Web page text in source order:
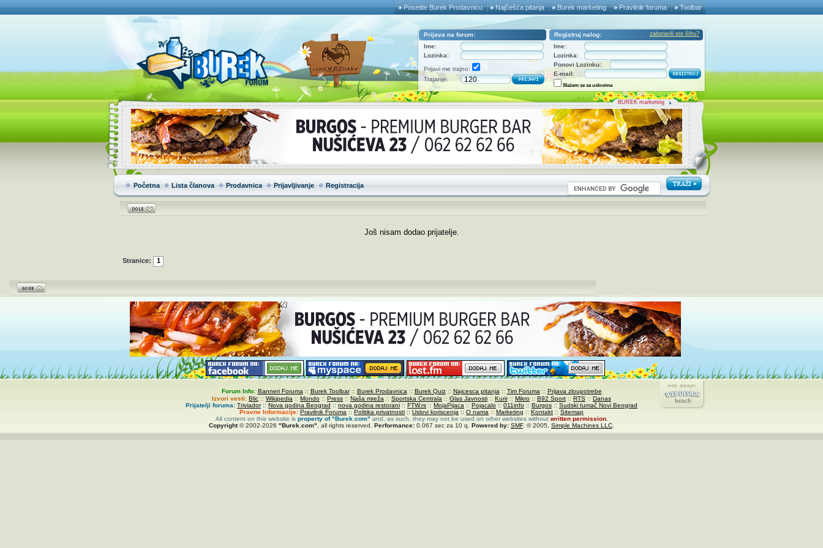
Toolbar
Pravilnik foruma
Burek marketing
Najčešća pitanja
Posetite Burek Prodavnicu
Prijava na forum:
Ime:
Lozinka:
Prijavi me trajno:
Trajanje:
Registruj nalog: zaboravili ste šifru?
Ime:
Lozinka:
Ponovi Lozinku:
E-mail:
Slažem se sa uslovima
BUREK marketing
Početna Lista članova Prodavnica Prijavljivanje Registracija
Još nisam dodao prijatelje.
Stranice: 1
Forum Info: Banneri Foruma :: Burek Toolbar:: Burek Prodavnica :: Burek Quiz:: Najcesca pitanja :: Tim Foruma :: Prijava zloupotrebe
Izvori vesti: Blic :: Wikipedia :: Mondo :: Press :: Naša mreža :: Sportska Centrala :: Glas Javnosti :: Kurir:: Mikro :: B92 Sport :: RTS :: Danas
Prijatelji foruma: Triviador:: Nova godina Beograd :: nova godina restorani :: FTW.rs :: MojaPijaca :: Pojacalo :: 011info :: Burgos :: Sudski tumač Novi Beograd
Pravne Informacije: Pravilnik Foruma :: Politika privatnosti :: Uslovi koriscenja :: O nama :: Marketing :: Kontakt :: Sitemap
All content on this website is property of"Burek.com" and, as such, they may not be used on other websites withoutwritten permission.
Copyright© 2002-2026 "Burek.com" , all rights reserved. Performance: 0.067 sec za 10 q. Powered by: SMF. © 2005, Simple Machines LLC